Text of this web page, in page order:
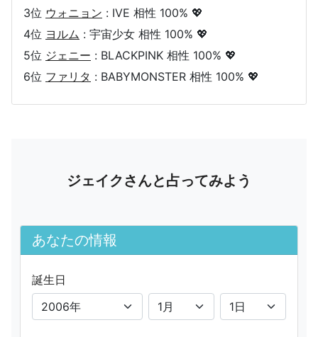
3位 ウォニョン : IVE 相性 100% 💖
4位 ヨルム : 宇宙少女 相性 100% 💖
5位 ジェニー : BLACKPINK 相性 100% 💖
6位 ファリタ : BABYMONSTER 相性 100% 💖
ジェイクさんと占ってみよう
あなたの情報
誕生日